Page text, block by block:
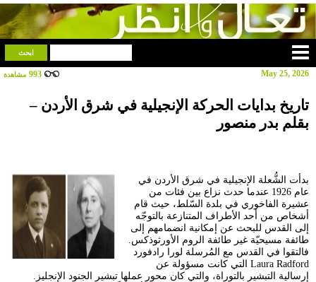
May 25, 2026
993 مشاهدة
تاريخ بدايات الحركة الإنجيلية في شرق الأردن –
بقلم بدر منصور
بدأت الشُّعلة الإنجيلية في شرق الأردن في
عام 1926 عندما حدث نزاع بين فئات من
عشيرة الفاخوري في بلدة السّلط، حيث قام
أشخاص من أحد الأطراف المتنازعة بالتوجّه
إلى القدس للبحث عن إمكانية انضمامهم إلى
طائفة مسيحيّة غير طائفة الروم الأورثوذكس.
فالتقوا في القدس مع المُرسلة لورا رادفورد
Laura Radford التي كانت مسؤولة عن
إرسالية التبشير بالتوراة، والتي كان محور عملها تبشير الجنود الإنجليز.